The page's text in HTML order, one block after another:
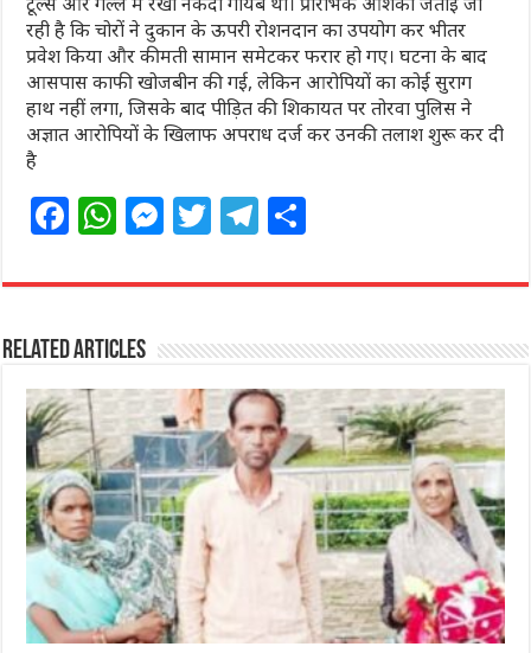
रही है कि चोरों ने दुकान के ऊपरी रोशनदान का उपयोग कर भीतर
प्रवेश किया और कीमती सामान समेटकर फरार हो गए। घटना के बाद
आसपास काफी खोजबीन की गई, लेकिन आरोपियों का कोई सुराग
हाथ नहीं लगा, जिसके बाद पीड़ित की शिकायत पर तोरवा पुलिस ने
अज्ञात आरोपियों के खिलाफ अपराध दर्ज कर उनकी तलाश शुरू कर दी
है
F
c
e
b
o
o
k
W
at
s
A
p
p
M
ss
n
g
e
r
T
itt
r
T
e
ra
m
ar
Related Articles